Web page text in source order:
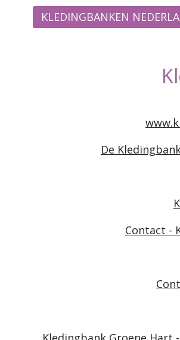
KLEDINGBANKEN
De
Contact -